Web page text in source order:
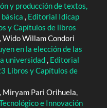
y producción de textos,
, Editorial Idicap
y Capítulos de libros
Wido Willam Condori
en la elección de las
universidad, Editorial
Libros y Capítulos de
Miryam Pari Orihuela,
e Innovación